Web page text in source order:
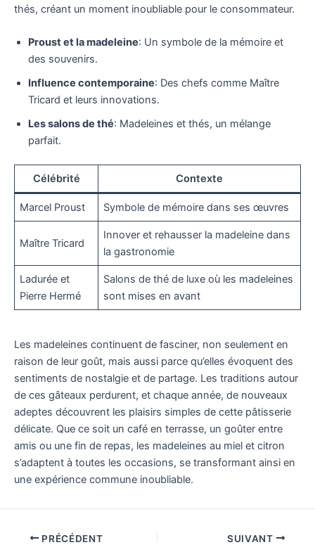
thés, créant un moment inoubliable pour le consommateur.
Proust et la madeleine: Un symbole de la mémoire et
des souvenirs.
Influence contemporaine: Des chefs comme Maître
Tricard et leurs innovations.
Les salons de thé: Madeleines et thés, un mélange
parfait.
Célébrité Contexte
Marcel Proust Symbole de mémoire dans ses œuvres
Maître Tricard
Innover et rehausser la madeleine dans
la gastronomie
Ladurée et
Pierre Hermé
Salons de thé de luxe où les madeleines
sont mises en avant
Les madeleines continuent de fasciner, non seulement en
raison de leur goût, mais aussi parce qu’elles évoquent des
sentiments de nostalgie et de partage. Les traditions autour
de ces gâteaux perdurent, et chaque année, de nouveaux
adeptes découvrent les plaisirs simples de cette pâtisserie
délicate. Que ce soit un café en terrasse, un goûter entre
amis ou une fin de repas, les madeleines au miel et citron
s’adaptent à toutes les occasions, se transformant ainsi en
une expérience commune inoubliable.
PRÉCÉDENT SUIVANT